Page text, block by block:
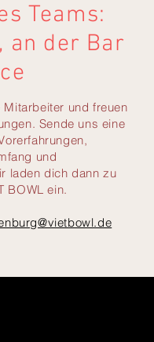
Teams:
an der Bar
und freuen
Sende uns eine
und
laden dich dann zu
BOWL ein.